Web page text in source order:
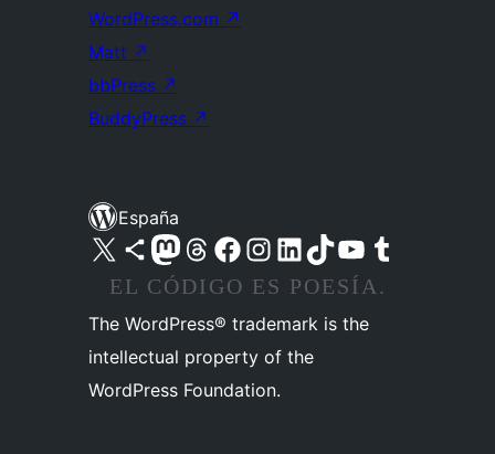
WordPress.com ↗
Matt ↗
bbPress ↗
BuddyPress ↗
España
Visita nuestra cuenta de X (anteriormente Twitter)
Visita nuestra cuenta de Bluesky
Visita nuestra cuenta de Mastodon
Visita nuestra cuenta de Threads
Visita nuestra página de Facebook
Visita nuestra cuenta de Instagram
Visita nuestra cuenta de LinkedIn
Visita nuestra cuenta de TikTok
Visita nuestro canal de YouTube
Visita nuestra cuenta de Tumblr
EL CÓDIGO ES POESÍA.
The WordPress® trademark is the
intellectual property of the
WordPress Foundation.